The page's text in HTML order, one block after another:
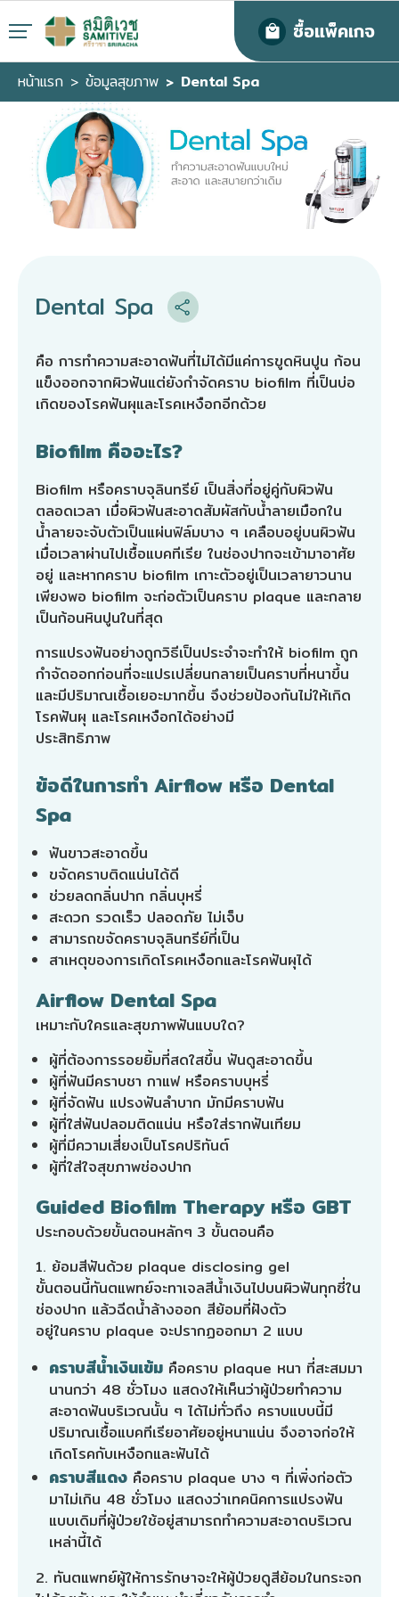
ซื้อแพ็คเกจ
หน้าแรก ข้อมูลสุขภาพ Dental Spa
Dental Spa
คือ การทำความสะอาดฟันที่ไม่ได้มีแค่การขูดหินปูน ก้อน
แข็งออกจากผิวฟันแต่ยังกำจัดคราบ biofilm ที่เป็นบ่อ
เกิดของโรคฟันผุและโรคเหงือกอีกด้วย
Biofilm คืออะไร?
Biofilm หรือคราบจุลินทรีย์ เป็นสิ่งที่อยู่คู่กับผิวฟัน
ตลอดเวลา เมื่อผิวฟันสะอาดสัมผัสกับน้ำลายเมือกใน
น้ำลายจะจับตัวเป็นแผ่นฟิล์มบาง ๆ เคลือบอยู่บนผิวฟัน
เมื่อเวลาผ่านไปเชื้อแบคทีเรีย ในช่องปากจะเข้ามาอาศัย
อยู่ และหากคราบ biofilm เกาะตัวอยู่เป็นเวลายาวนาน
เพียงพอ biofilm จะก่อตัวเป็นคราบ plaque และกลาย
เป็นก้อนหินปูนในที่สุด
การแปรงฟันอย่างถูกวิธีเป็นประจำจะทำให้ biofilm ถูก
กำจัดออกก่อนที่จะแปรเปลี่ยนกลายเป็นคราบที่หนาขึ้น
และมีปริมาณเชื้อเยอะมากขึ้น จึงช่วยป้องกันไม่ให้เกิด
โรคฟันผุ และโรคเหงือกได้อย่างมี
ประสิทธิภาพ
ข้อดีในการทำ Airflow หรือ Dental
Spa
ฟันขาวสะอาดขึ้น
ขจัดคราบติดแน่นได้ดี
ช่วยลดกลิ่นปาก กลิ่นบุหรี่
สะดวก รวดเร็ว ปลอดภัย ไม่เจ็บ
สามารถขจัดคราบจุลินทรีย์ที่เป็น
สาเหตุของการเกิดโรคเหงือกและโรคฟันผุได้
Airflow Dental Spa
เหมาะกับใครและสุขภาพฟันแบบใด?
ผู้ที่ต้องการรอยยิ้มที่สดใสขึ้น ฟันดูสะอาดขึ้น
ผู้ที่ฟันมีคราบชา กาแฟ หรือคราบบุหรี่
ผู้ที่จัดฟัน แปรงฟันลำบาก มักมีคราบฟัน
ผู้ที่ใส่ฟันปลอมติดแน่น หรือใส่รากฟันเทียม
ผู้ที่มีความเสี่ยงเป็นโรคปริทันต์
ผู้ที่ใส่ใจสุขภาพช่องปาก
Guided Biofilm Therapy หรือ GBT
ประกอบด้วยขั้นตอนหลักๆ 3 ขั้นตอนคือ
1. ย้อมสีฟันด้วย plaque disclosing gel
ขั้นตอนนี้ทันตแพทย์จะทาเจลสีน้ำเงินไปบนผิวฟันทุกซี่ใน
ช่องปาก แล้วฉีดน้ำล้างออก สีย้อมที่ฝังตัว
อยู่ในคราบ plaque จะปรากฏออกมา 2 แบบ
คราบสีน้ำเงินเข้ม คือคราบ plaque หนา ที่สะสมมา
นานกว่า 48 ชั่วโมง แสดงให้เห็นว่าผู้ป่วยทำความ
สะอาดฟันบริเวณนั้น ๆ ได้ไม่ทั่วถึง คราบแบบนี้มี
ปริมาณเชื้อแบคทีเรียอาศัยอยู่หนาแน่น จึงอาจก่อให้
เกิดโรคกับเหงือกและฟันได้
คราบสีแดง คือคราบ plaque บาง ๆ ที่เพิ่งก่อตัว
มาไม่เกิน 48 ชั่วโมง แสดงว่าเทคนิคการแปรงฟัน
แบบเดิมที่ผู้ป่วยใช้อยู่สามารถทำความสะอาดบริเวณ
เหล่านี้ได้
2. ทันตแพทย์ผู้ให้การรักษาจะให้ผู้ป่วยดูสีย้อมในกระจก